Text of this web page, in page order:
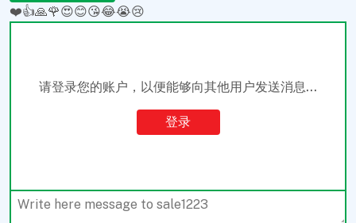
❤️👍🙏🌹😍😊😘😂😭😢
请登录您的账户，以便能够向其他用户发送消息...
登录